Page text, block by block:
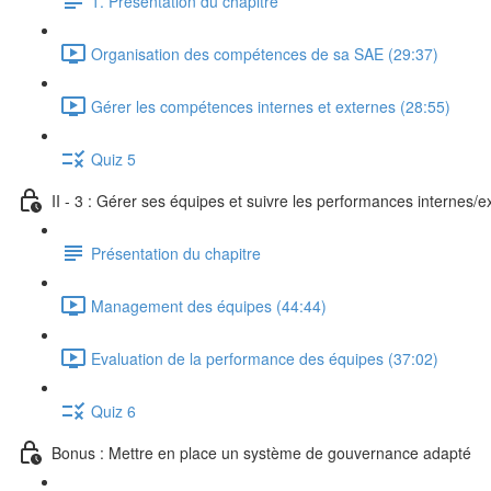
Organisation des compétences de sa SAE (29:37)
Gérer les compétences internes et externes (28:55)
Quiz 5
II - 3 : Gérer ses équipes et suivre les performances internes/
Présentation du chapitre
Management des équipes (44:44)
Evaluation de la performance des équipes (37:02)
Quiz 6
Bonus : Mettre en place un système de gouvernance adapté